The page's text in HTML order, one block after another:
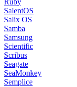
SalentOS
Salix OS
Samba
Samsung
Scientific
Scribus
Seagate
SeaMonkey
Semplice